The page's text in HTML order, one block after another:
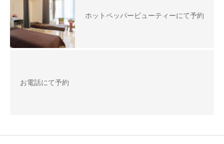
ホットペッパービューティーにて予約
お電話にて予約